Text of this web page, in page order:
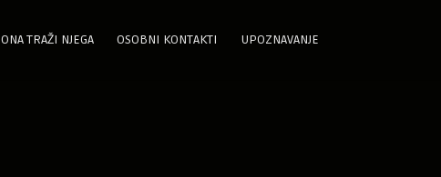
ONA TRAŽI NJEGA OSOBNI KONTAKTI UPOZNAVANJE